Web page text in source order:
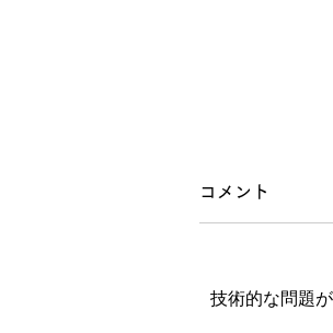
コメント
技術的な問題